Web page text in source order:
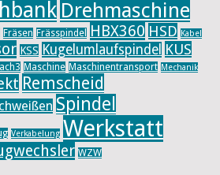
Drehmaschine
Fräsen Frässpindel HBX360 HSD Kabel
KSS Kugelumlaufspindel KUS
Maschine Maschinentransport Mechanik
Remscheid
Spindel
Verkabelung Werkstatt
WZW